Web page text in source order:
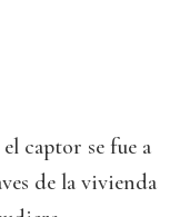
captor se fue a
de la vivienda